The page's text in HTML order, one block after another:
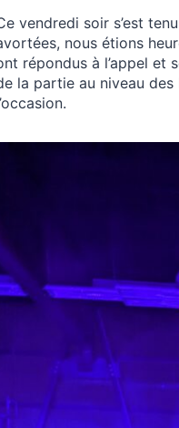
vendredi soir s’est
nous étions
répondus à l’appel et
la partie au niveau